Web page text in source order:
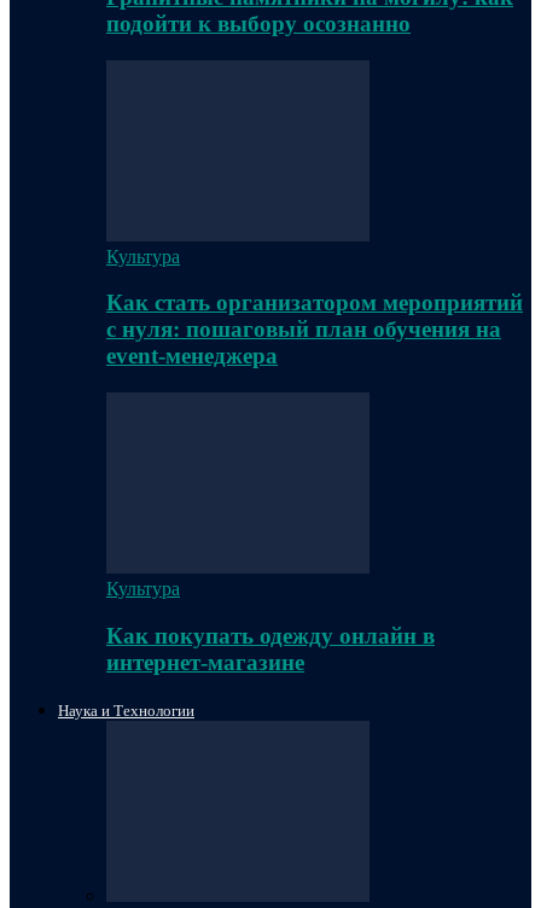
подойти к выбору осознанно
Культура
Как стать организатором мероприятий
с нуля: пошаговый план обучения на
event-менеджера
Культура
Как покупать одежду онлайн в
интернет-магазине
Наука и Технологии